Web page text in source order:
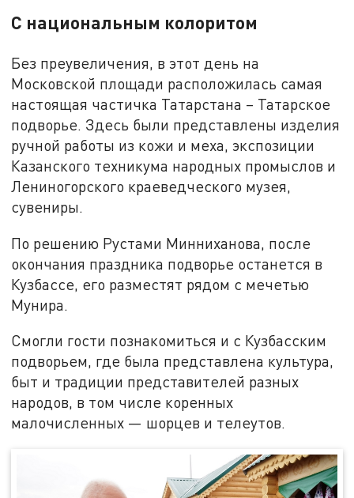
С национальным колоритом
Без преувеличения, в этот день на
Московской площади расположилась самая
настоящая частичка Татарстана – Татарское
подворье. Здесь были представлены изделия
ручной работы из кожи и меха, экспозиции
Казанского техникума народных промыслов и
Лениногорского краеведческого музея,
сувениры.
По решению Рустами Минниханова, после
окончания праздника подворье останется в
Кузбассе, его разместят рядом с мечетью
Мунира.
Смогли гости познакомиться и с Кузбасским
подворьем, где была представлена культура,
быт и традиции представителей разных
народов, в том числе коренных
малочисленных — шорцев и телеутов.